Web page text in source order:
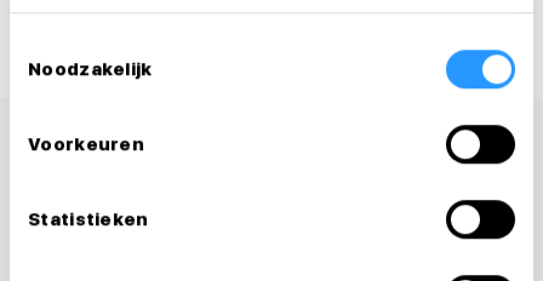
Noodzakelijk
Voorkeuren
Statistieken